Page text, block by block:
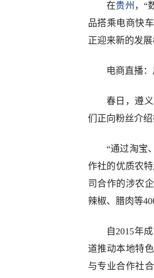
在贵州 ，“
品搭乘电商快
正迎来新的发展
电商直播
春日，遵
们正向粉丝介
“通过淘宝
作社的优质农
司合作的涉农
辣椒、腊肉等
自2015年
道推动本地特
与专业合作社